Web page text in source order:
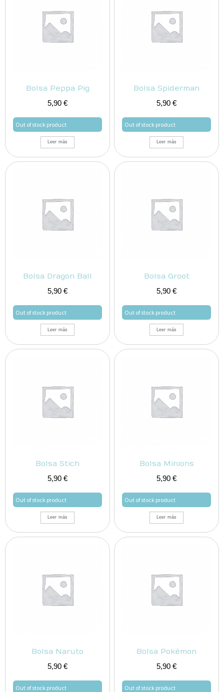
Bolsa Peppa Pig
5,90 €
Out of stock product
Leer más
Bolsa Spiderman
5,90 €
Out of stock product
Leer más
Bolsa Dragon Ball
5,90 €
Out of stock product
Leer más
Bolsa Groot
5,90 €
Out of stock product
Leer más
Bolsa Stich
5,90 €
Out of stock product
Leer más
Bolsa Minions
5,90 €
Out of stock product
Leer más
Bolsa Naruto
5,90 €
Out of stock product
Bolsa Pokémon
5,90 €
Out of stock product